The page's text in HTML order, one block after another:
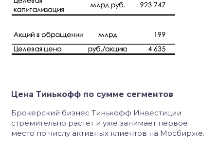
Цена Тинькофф по сумме сегментов
Брокерский бизнес Тинькофф Инвестиции
стремительно растет и уже занимает первое
место по числу активных клиентов на Мосбирже.